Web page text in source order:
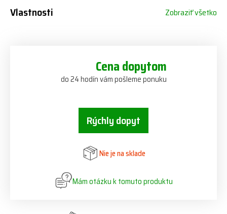
Vlastnosti Zobraziť všetko
Cena dopytom
do 24 hodín vám pošleme ponuku
Rýchly dopyt
Nie je na sklade
Mám otázku k tomuto produktu